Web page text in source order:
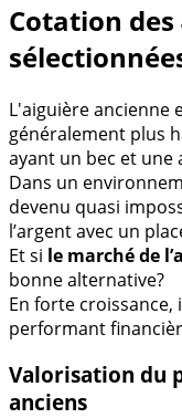
Cotation
L'aiguière ancienne
généralement plus
ayant un bec et une
Dans un
devenu quasi
l’argent avec un
Et si le marché de
bonne alternative?
En forte
performant
Valorisation du
anciens